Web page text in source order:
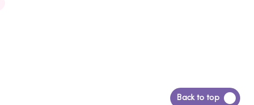
Back to top
Siirry